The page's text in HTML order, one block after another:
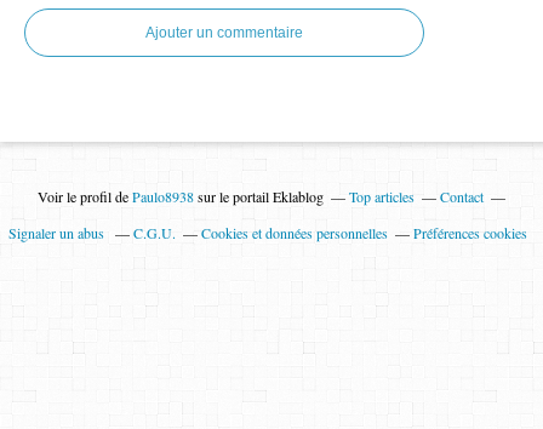
Ajouter un commentaire
Voir le profil dePaulo8938sur le portail Eklablog Top articles
Contact
Signaler un abus
C.G.U. Cookies et données personnelles Préférences cookies